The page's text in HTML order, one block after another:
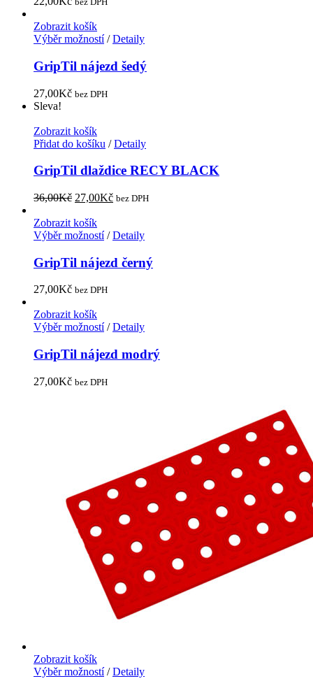
Zobrazit košík
Výběr možností/ Detaily
GripTil nájezd šedý
27,00Kč bez DPH
Sleva!
Zobrazit košík
Přidat do košíku / Detaily
GripTil dlaždice RECY BLACK
36,00Kč 27,00Kč bez DPH
Zobrazit košík
Výběr možností/ Detaily
GripTil nájezd černý
27,00Kč bez DPH
Zobrazit košík
Výběr možností/ Detaily
GripTil nájezd modrý
27,00Kč bez DPH
Zobrazit košík
Výběr možností/ Detaily